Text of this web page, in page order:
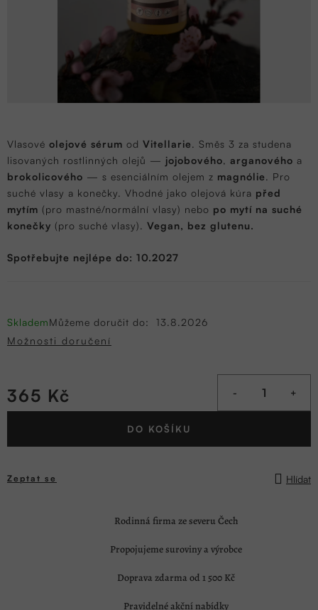
Vlasové olejové sérum od Vitellarie. Směs 3 za studena
lisovaných rostlinných olejů — jojobového, arganového a
brokolicového — s esenciálním olejem z magnólie. Pro
suché vlasy a konečky. Vhodné jako olejová kúra před
mytím (pro mastné/normální vlasy) nebo po mytí na suché
konečky (pro suché vlasy). Vegan, bez glutenu.
Spotřebujte nejlépe do: 10.2027
SklademMůžeme doručit do:
13.8.2026
Možnosti doručení
365 Kč
Měrná
DO KOŠÍKU
Zeptat se Hlídat
Rodinná firma ze severu Čech
Propojujeme suroviny a výrobce
Doprava zdarma od 1 500 Kč
Pravidelné akční nabídky